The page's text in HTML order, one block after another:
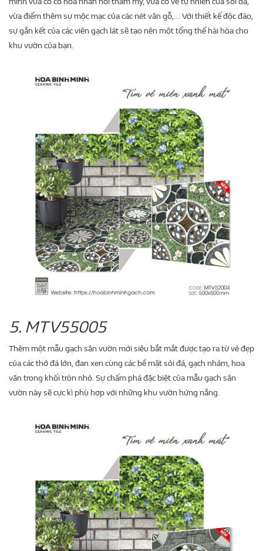
vừa điểm thêm sự mộc mạc của các nét vân gỗ,… Với thiết kế độc đáo,
sự gắn kết của các viên gạch lát sẽ tạo nên một tổng thể hài hòa cho
khu vườn của bạn.
5. MTV55005
Thêm một mẫu gạch sân vườn mới siêu bắt mắt được tạo ra từ vẻ đẹp
của các thớ đá lớn, đan xen cùng các bề mặt sỏi đá, gạch nhám, hoa
văn trong khối tròn nhỏ. Sự chấm phá đặc biệt của mẫu gạch sân
vườn này sẽ cực kì phù hợp với những khu vườn hứng nắng.